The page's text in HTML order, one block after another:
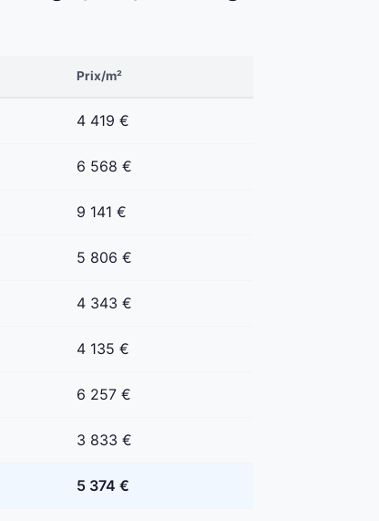
Prix/m²
4 419 €
6 568 €
9 141 €
5 806 €
4 343 €
4 135 €
6 257 €
3 833 €
5 374 €